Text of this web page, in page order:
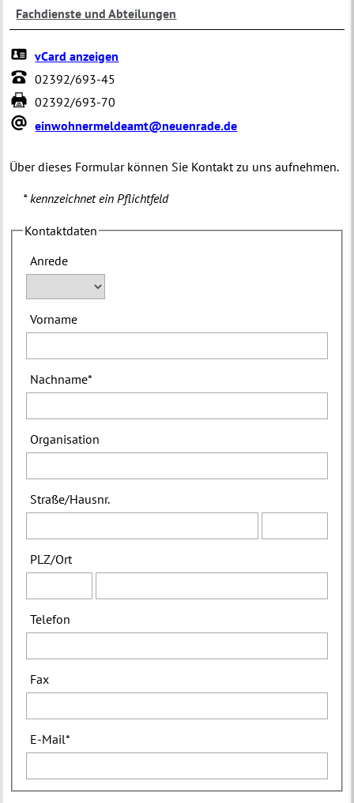
Fachdienste und Abteilungen
vCard anzeigen
02392/693-45
02392/693-70
einwohnermeldeamt@neuenrade.de
Über dieses Formular können Sie Kontakt zu uns aufnehmen.
* kennzeichnet ein Pflichtfeld
Kontaktdaten
Anrede
Vorname
Nachname*
Organisation
Straße/Hausnr.
PLZ/Ort
Telefon
Fax
E-Mail*